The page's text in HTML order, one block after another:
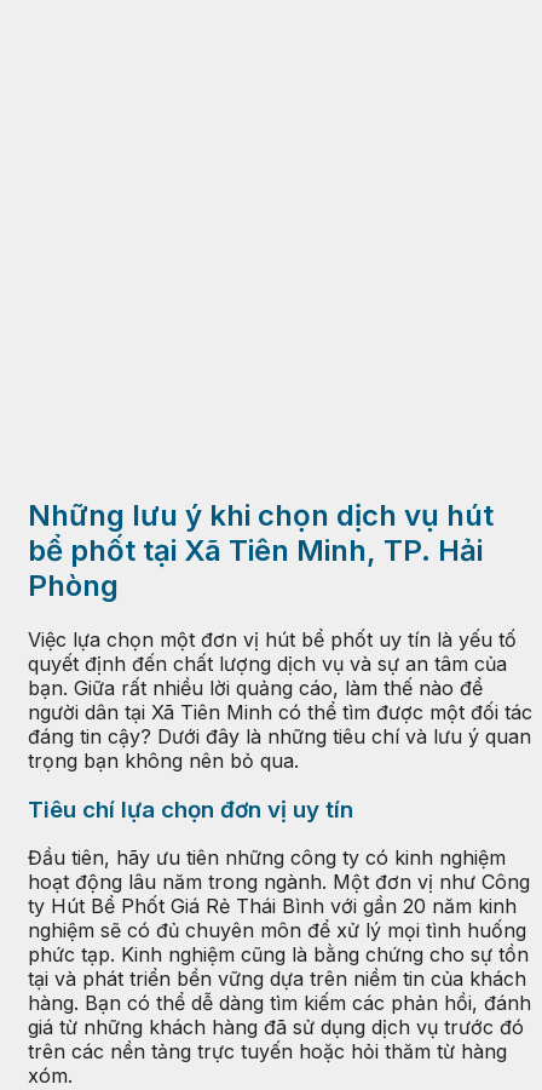
Những lưu ý khi chọn dịch vụ hút
bể phốt tại Xã Tiên Minh, TP. Hải
Phòng
Việc lựa chọn một đơn vị hút bể phốt uy tín là yếu tố
quyết định đến chất lượng dịch vụ và sự an tâm của
bạn. Giữa rất nhiều lời quảng cáo, làm thế nào để
người dân tại Xã Tiên Minh có thể tìm được một đối tác
đáng tin cậy? Dưới đây là những tiêu chí và lưu ý quan
trọng bạn không nên bỏ qua.
Tiêu chí lựa chọn đơn vị uy tín
Đầu tiên, hãy ưu tiên những công ty có kinh nghiệm
hoạt động lâu năm trong ngành. Một đơn vị như Công
ty Hút Bể Phốt Giá Rẻ Thái Bình với gần 20 năm kinh
nghiệm sẽ có đủ chuyên môn để xử lý mọi tình huống
phức tạp. Kinh nghiệm cũng là bằng chứng cho sự tồn
tại và phát triển bền vững dựa trên niềm tin của khách
hàng. Bạn có thể dễ dàng tìm kiếm các phản hồi, đánh
giá từ những khách hàng đã sử dụng dịch vụ trước đó
trên các nền tảng trực tuyến hoặc hỏi thăm từ hàng
xóm.